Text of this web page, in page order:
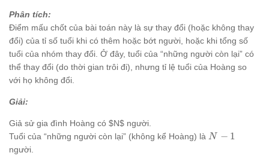
Phân tích:
Điểm mấu chốt của bài toán này là sự thay đổi (hoặc không thay
đổi) của tỉ số tuổi khi có thêm hoặc bớt người, hoặc khi tổng số
tuổi của nhóm thay đổi. Ở đây, tuổi của “những người còn lại” có
thể thay đổi (do thời gian trôi đi), nhưng tỉ lệ tuổi của Hoàng so
với họ không đổi.
Giải:
Giả sử gia đình Hoàng có $N$ người.
Tuổi của “những người còn lại” (không kể Hoàng) là N-
N − 1
người.